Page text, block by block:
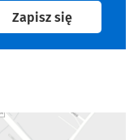
Zapisz sięna